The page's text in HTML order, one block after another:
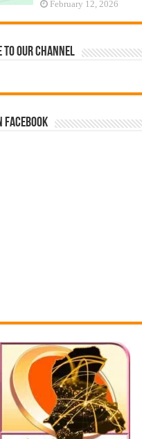
February 12, 2026
to our Channel
Facebook